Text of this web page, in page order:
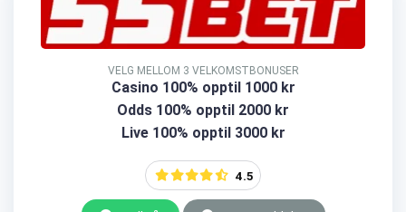
VELG MELLOM 3 VELKOMSTBONUSER
Casino 100% opptil 1000 kr
Odds 100% opptil 2000 kr
Live 100% opptil 3000 kr
4.5